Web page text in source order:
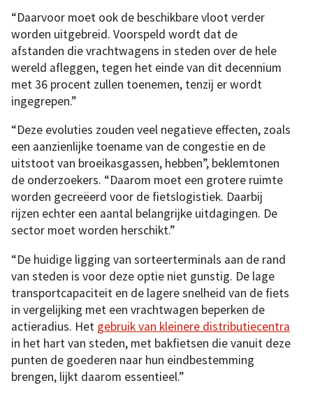
“Daarvoor moet ook de beschikbare vloot verder
worden uitgebreid. Voorspeld wordt dat de
afstanden die vrachtwagens in steden over de hele
wereld afleggen, tegen het einde van dit decennium
met 36 procent zullen toenemen, tenzij er wordt
ingegrepen.”
“Deze evoluties zouden veel negatieve effecten, zoals
een aanzienlijke toename van de congestie en de
uitstoot van broeikasgassen, hebben”, beklemtonen
de onderzoekers. “Daarom moet een grotere ruimte
worden gecreëerd voor de fietslogistiek. Daarbij
rijzen echter een aantal belangrijke uitdagingen. De
sector moet worden herschikt.”
“De huidige ligging van sorteerterminals aan de rand
van steden is voor deze optie niet gunstig. De lage
transportcapaciteit en de lagere snelheid van de fiets
in vergelijking met een vrachtwagen beperken de
actieradius. Het gebruik van kleinere distributiecentra
in het hart van steden, met bakfietsen die vanuit deze
punten de goederen naar hun eindbestemming
brengen, lijkt daarom essentieel.”